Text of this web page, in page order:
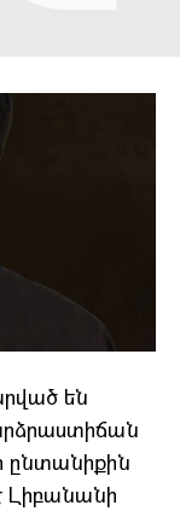
են
ընտանիքին
Լիբանանի